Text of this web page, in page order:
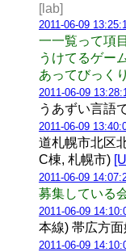
[lab]
2011-06-09
一一覧って項
うけてるゲー
あってびっく
2011-06-09
うあずい言語
2011-06-09
道札幌市北区
C棟, 札幌市)
2011-06-09
募集している
2011-06-09
本線) 帯広方
2011-06-09